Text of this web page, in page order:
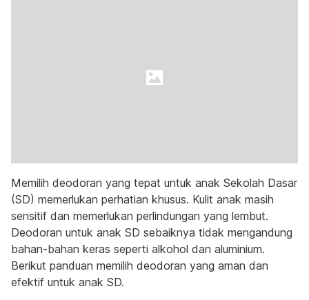
Memilih deodoran yang tepat untuk anak Sekolah Dasar
(SD) memerlukan perhatian khusus. Kulit anak masih
sensitif dan memerlukan perlindungan yang lembut.
Deodoran untuk anak SD sebaiknya tidak mengandung
bahan-bahan keras seperti alkohol dan aluminium.
Berikut panduan memilih deodoran yang aman dan
efektif untuk anak SD.